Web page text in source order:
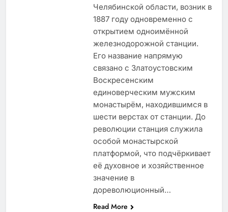
Челябинской области, возник в
1887 году одновременно с
открытием одноимённой
железнодорожной станции.
Его название напрямую
связано с Златоустовским
Воскресенским
единоверческим мужским
монастырём, находившимся в
шести верстах от станции. До
революции станция служила
особой монастырской
платформой, что подчёркивает
её духовное и хозяйственное
значение в
дореволюционный…
Read More